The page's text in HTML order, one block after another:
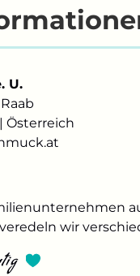
U.
Österreich
wir